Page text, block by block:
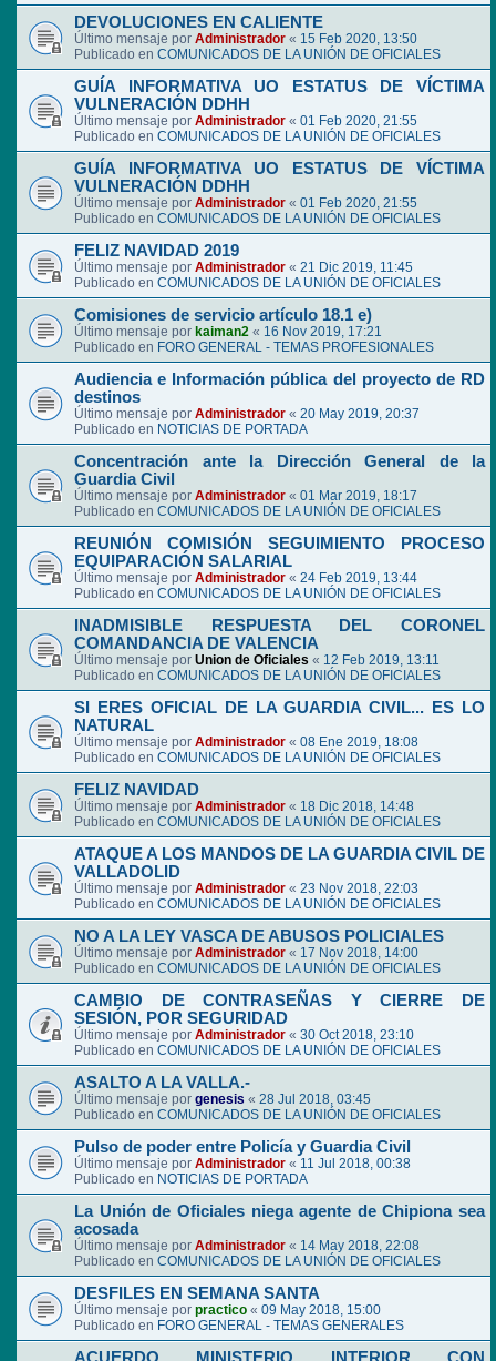
DEVOLUCIONES EN CALIENTE
Último mensaje por Administrador « 15 Feb 2020, 13:50
Publicado en COMUNICADOS DE LA UNIÓN DE OFICIALES
GUÍA INFORMATIVA UO ESTATUS DE VÍCTIMA
VULNERACIÓN DDHH
Último mensaje por Administrador « 01 Feb 2020, 21:55
Publicado en COMUNICADOS DE LA UNIÓN DE OFICIALES
GUÍA INFORMATIVA UO ESTATUS DE VÍCTIMA
VULNERACIÓN DDHH
Último mensaje por Administrador « 01 Feb 2020, 21:55
Publicado en COMUNICADOS DE LA UNIÓN DE OFICIALES
FELIZ NAVIDAD 2019
Último mensaje por Administrador « 21 Dic 2019, 11:45
Publicado en COMUNICADOS DE LA UNIÓN DE OFICIALES
Comisiones de servicio artículo 18.1 e)
Último mensaje por kaiman2 « 16 Nov 2019, 17:21
Publicado en FORO GENERAL - TEMAS PROFESIONALES
Audiencia e Información pública del proyecto de RD
destinos
Último mensaje por Administrador « 20 May 2019, 20:37
Publicado en NOTICIAS DE PORTADA
Concentración ante la Dirección General de la
Guardia Civil
Último mensaje por Administrador « 01 Mar 2019, 18:17
Publicado en COMUNICADOS DE LA UNIÓN DE OFICIALES
REUNIÓN COMISIÓN SEGUIMIENTO PROCESO
EQUIPARACIÓN SALARIAL
Último mensaje por Administrador « 24 Feb 2019, 13:44
Publicado en COMUNICADOS DE LA UNIÓN DE OFICIALES
INADMISIBLE RESPUESTA DEL CORONEL
COMANDANCIA DE VALENCIA
Último mensaje por Union de Oficiales « 12 Feb 2019, 13:11
Publicado en COMUNICADOS DE LA UNIÓN DE OFICIALES
SI ERES OFICIAL DE LA GUARDIA CIVIL... ES LO
NATURAL
Último mensaje por Administrador « 08 Ene 2019, 18:08
Publicado en COMUNICADOS DE LA UNIÓN DE OFICIALES
FELIZ NAVIDAD
Último mensaje por Administrador « 18 Dic 2018, 14:48
Publicado en COMUNICADOS DE LA UNIÓN DE OFICIALES
ATAQUE A LOS MANDOS DE LA GUARDIA CIVIL DE
VALLADOLID
Último mensaje por Administrador « 23 Nov 2018, 22:03
Publicado en COMUNICADOS DE LA UNIÓN DE OFICIALES
NO A LA LEY VASCA DE ABUSOS POLICIALES
Último mensaje por Administrador « 17 Nov 2018, 14:00
Publicado en COMUNICADOS DE LA UNIÓN DE OFICIALES
CAMBIO DE CONTRASEÑAS Y CIERRE DE
SESIÓN, POR SEGURIDAD
Último mensaje por Administrador « 30 Oct 2018, 23:10
Publicado en COMUNICADOS DE LA UNIÓN DE OFICIALES
ASALTO A LA VALLA.-
Último mensaje por genesis « 28 Jul 2018, 03:45
Publicado en COMUNICADOS DE LA UNIÓN DE OFICIALES
Pulso de poder entre Policía y Guardia Civil
Último mensaje por Administrador « 11 Jul 2018, 00:38
Publicado en NOTICIAS DE PORTADA
La Unión de Oficiales niega agente de Chipiona sea
acosada
Último mensaje por Administrador « 14 May 2018, 22:08
Publicado en COMUNICADOS DE LA UNIÓN DE OFICIALES
DESFILES EN SEMANA SANTA
Último mensaje por practico « 09 May 2018, 15:00
Publicado en FORO GENERAL - TEMAS GENERALES